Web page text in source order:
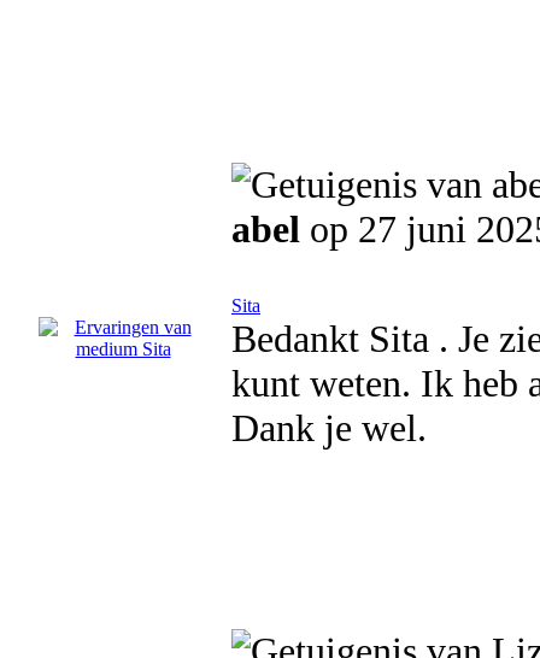
abel op 27 juni
Sita
Bedankt Sita . Je
kunt weten. Ik heb
Dank je wel.